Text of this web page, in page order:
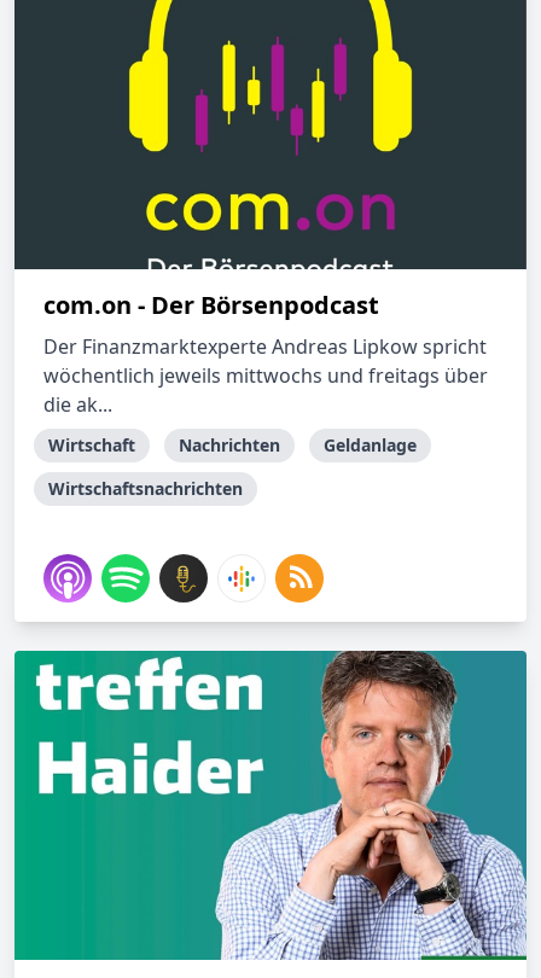
com.on - Der Börsenpodcast
Der Finanzmarktexperte Andreas Lipkow spricht
wöchentlich jeweils mittwochs und freitags über
die ak...
Wirtschaft Nachrichten
Geldanlage
Wirtschaftsnachrichten